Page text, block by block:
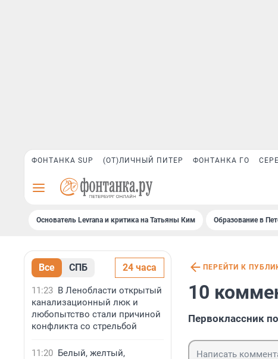
ФОНТАНКА SUP (ОТ)ЛИЧНЫЙ ПИТЕР ФОНТАНКА ГО
Основатель Levrana и критика на Татьяны Ким Образование в
Все СПБ 24 часа
11:23 В Ленобласти открытый
канализационный люк и
любопытство стали причиной
конфликта со стрельбой
11:20 Белый, желтый,
ПЕРЕЙТИ К
10
Первоклассник